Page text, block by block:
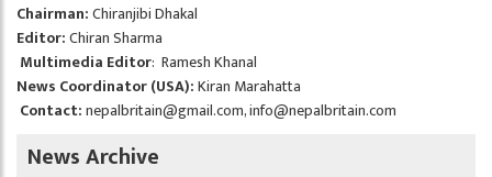
Chairman:Chiranjibi Dhakal
Editor:Chiran Sharma
Multimedia Editor: Ramesh Khanal
News Coordinator (USA):Kiran Marahatta
Contact:nepalbritain@gmail.com,info@nepalbritain.com
News Archive